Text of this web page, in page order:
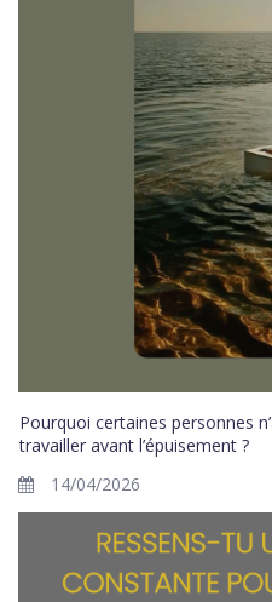
Pourquoi certaines personnes
travailler avant l’épuisement ?
14/04/2026